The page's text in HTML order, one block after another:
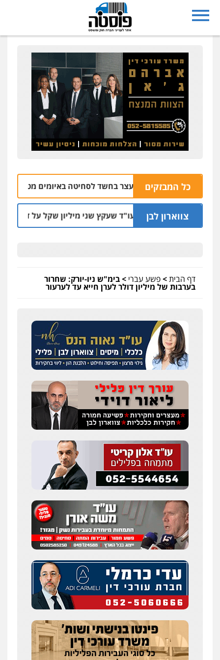
כל המבזקים
נצרת: בן 28 נעצר בחשד לסחיטה באיומים מטלפון שאינו שלו
צווארון לבן
מאסר בפועל לעו"ד שעקץ שני מיליון שקל על דירה השייכת
דף הבית>פשע עברי >בימ"ש ניו-יורק: שחרור
בערבות של מיליון דולר לערן חייא עד לערעור